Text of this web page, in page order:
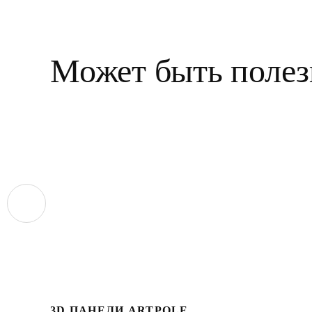
Может быть